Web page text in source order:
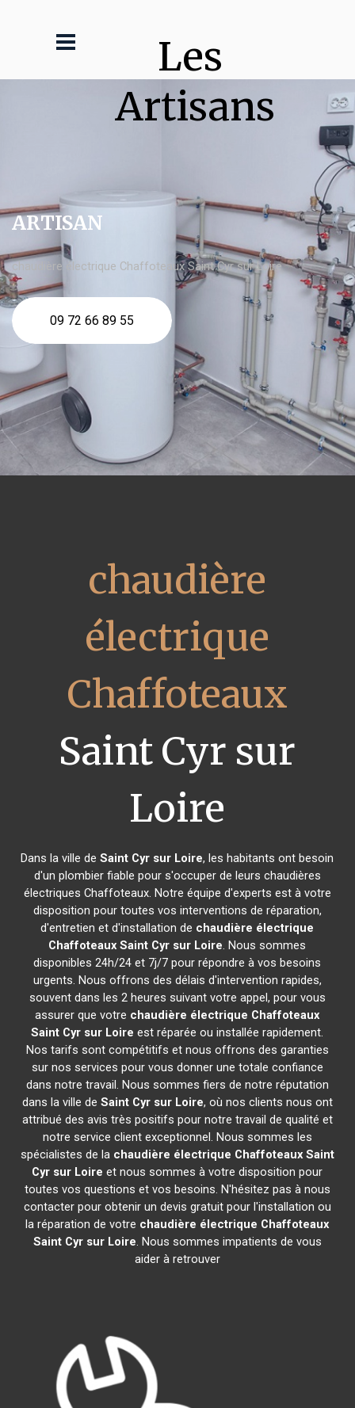
Les
Artisans
ARTISAN
chaudière électrique Chaffoteaux Saint Cyr sur Loire
09 72 66 89 55
chaudière
électrique
Chaffoteaux
Saint Cyr sur
Loire
Dans la ville deSaint Cyr sur Loire, les habitants ont besoin
d'un plombier fiable pour s'occuper de leurs chaudières
électriques Chaffoteaux. Notre équipe d'experts est à votre
disposition pour toutes vos interventions de réparation,
d'entretien et d'installation de chaudière électrique
Chaffoteaux Saint Cyr sur Loire. Nous sommes
disponibles 24h/24 et 7j/7 pour répondre à vos besoins
urgents. Nous offrons des délais d'intervention rapides,
souvent dans les 2 heures suivant votre appel, pour vous
assurer que votre chaudière électrique Chaffoteaux
Saint Cyr sur Loire est réparée ou installée rapidement.
Nos tarifs sont compétitifs et nous offrons des garanties
sur nos services pour vous donner une totale confiance
dans notre travail. Nous sommes fiers de notre réputation
dans la ville de Saint Cyr sur Loire, où nos clients nous ont
attribué des avis très positifs pour notre travail de qualité et
notre service client exceptionnel. Nous sommes les
spécialistes de la chaudière électrique Chaffoteaux Saint
Cyr sur Loire et nous sommes à votre disposition pour
toutes vos questions et vos besoins. N'hésitez pas à nous
contacter pour obtenir un devis gratuit pour l'installation ou
la réparation de votre chaudière électrique Chaffoteaux
Saint Cyr sur Loire. Nous sommes impatients de vous
aider à retrouver